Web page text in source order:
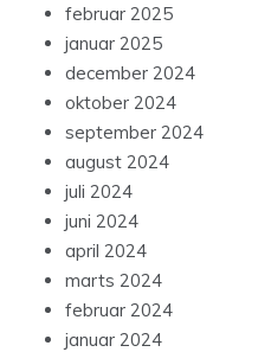
februar 2025
januar 2025
december 2024
oktober 2024
september 2024
august 2024
juli 2024
juni 2024
april 2024
marts 2024
februar 2024
januar 2024